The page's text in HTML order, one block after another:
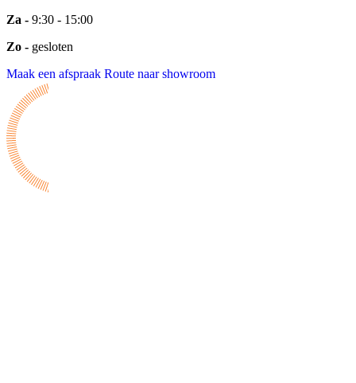
Za - 9:30 - 15:00
Zo - gesloten
Maak een afspraak Route naar showroom